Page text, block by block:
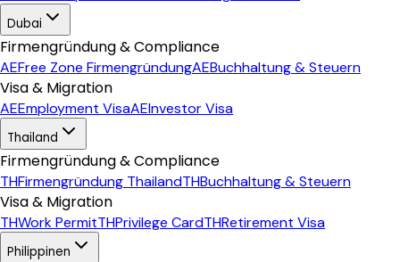
Dubai
Firmengründung & Compliance
AEFree Zone FirmengründungAEBuchhaltung & Steuern
Visa & Migration
AEEmployment VisaAEInvestor Visa
Thailand
Firmengründung & Compliance
THFirmengründung ThailandTHBuchhaltung & Steuern
Visa & Migration
THWork PermitTHPrivilege CardTHRetirement Visa
Philippinen